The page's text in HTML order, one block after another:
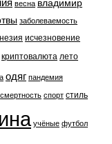
весна владимир
заболеваемость
исчезновение
криптовалюта лето
одяг пандемия
смертность спорт стиль
учёные футбол